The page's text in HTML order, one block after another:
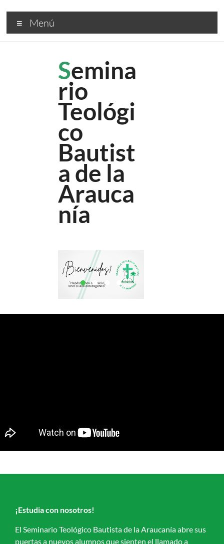
contenido
Seminario
Teológico
Araucanía
Menú
Semina
rio
Teológi
co
Bautist
a de la
Arauca
nía
¡Estudia con nosotros!
El Seminario Teológico Bautista de la Araucanía abre sus
puertas a nuevos alumnos que sienten el llamado a